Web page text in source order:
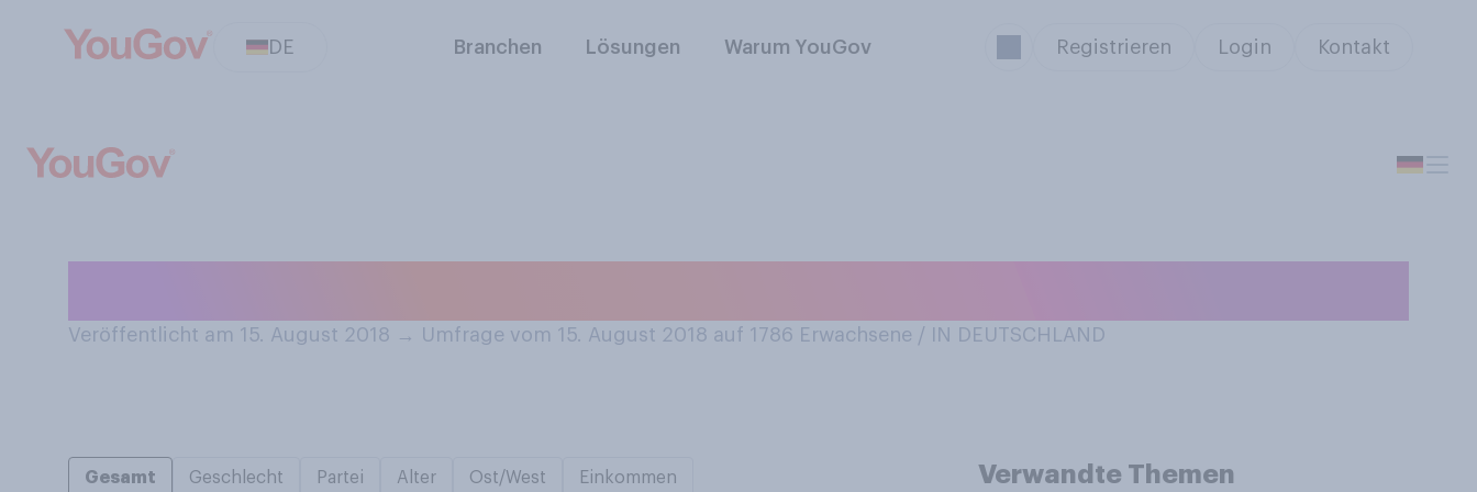
DE Branchen Lösungen Warum YouGov Registrieren Login Kontakt
Veröffentlicht am 15. August 2018 → Umfrage vom 15. August 2018 auf 1786 Erwachsene / IN DEUTSCHLAND
Gesamt Geschlecht Partei Alter Ost/West Einkommen Verwandte Themen